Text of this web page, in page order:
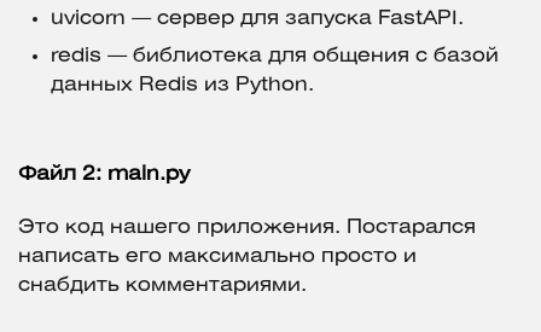
uvicorn — сервер для запуска FastAPI.
redis — библиотека для общения с базой
данных Redis из Python.
Файл 2: main.py
Это код нашего приложения. Постарался
написать его максимально просто и
снабдить комментариями.